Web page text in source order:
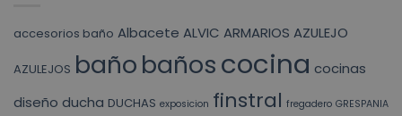
accesorios baño Albacete ALVIC ARMARIOS AZULEJO
AZULEJOS bañobañoscocina cocinas
diseño ducha DUCHAS exposicion finstral fregadero GRESPANIA